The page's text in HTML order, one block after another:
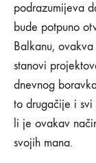
SHARE
KOMENTARI
ISKLJUČENI
ZA
NEGATIVNIH
STRANA
OTVORENOG
KONCEPTA
STANOVANJA
podrazumijeva
bude potpuno
Balkanu,
stanovi
dnevnog
to drugačije i
li je ovakav
svojih mana.